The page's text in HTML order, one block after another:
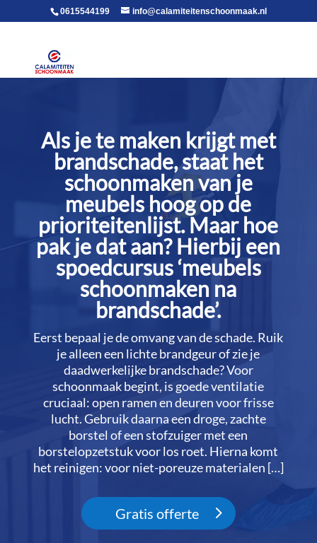
voor in de body0615544199 info@calamiteitenschoonmaak.nl
Als je te maken krijgt met
brandschade, staat het
schoonmaken van je
meubels hoog op de
prioriteitenlijst.​ Maar hoe
pak je dat aan? Hierbij een
spoedcursus ‘meubels
schoonmaken na
brandschade’.​
Eerst bepaal je de omvang van de schade.​ Ruik
je alleen een lichte brandgeur of zie je
daadwerkelijke brandschade? Voor
schoonmaak begint, is goede ventilatie
cruciaal: open ramen en deuren voor frisse
lucht.​ Gebruik daarna een droge, zachte
borstel of een stofzuiger met een
borstelopzetstuk voor los roet.​ Hierna komt
het reinigen: voor niet-poreuze materialen […]
Gratis offerte